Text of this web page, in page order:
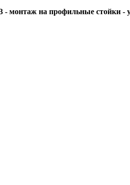
монтаж на профильные стойки -